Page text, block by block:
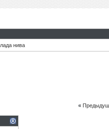
лада нива
«